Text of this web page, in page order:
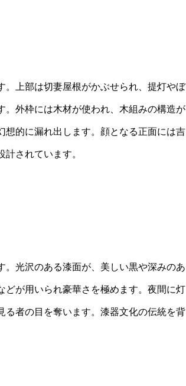
。上部は切妻屋根がかぶせられ、提灯やぼ
。外枠には木材が使われ、木組みの構造が
想的に漏れ出します。顔となる正面には吉
されています。
光沢のある漆面が、美しい黒や深みのあ
どが用いられ豪華さを極めます。夜間に灯
る者の目を奪います。漆器文化の伝統を背